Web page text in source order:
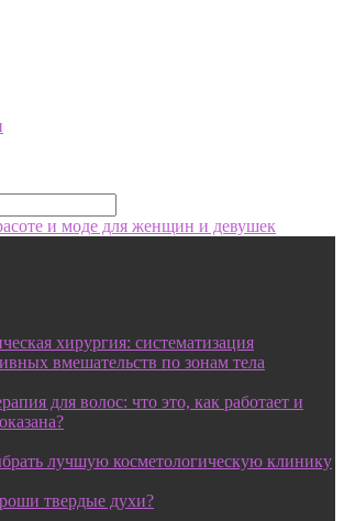
и моде для женщин и девушек
хирургия: систематизация
вмешательств по зонам тела
для волос: что это, как работает и
лучшую косметологическую клинику
твердые духи?